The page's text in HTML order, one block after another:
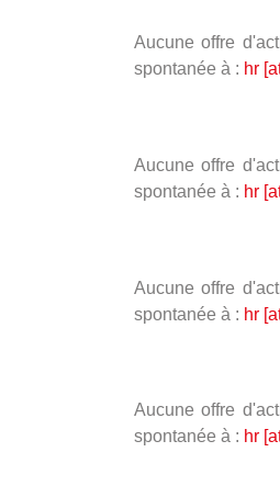
Aucune offre
spontanée à : hr
Aucune offre
spontanée à : hr
Aucune offre
spontanée à : hr
Aucune offre
spontanée à : hr